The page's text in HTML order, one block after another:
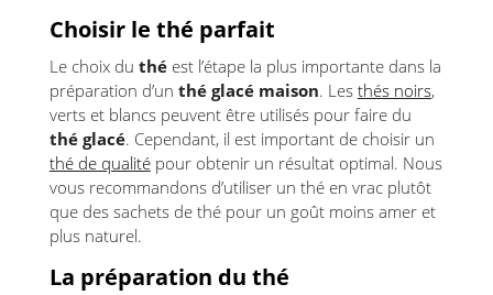
Choisir le thé parfait
Le choix du théest l’étape la plus importante dans la
préparation d’un thé glacé maison. Les thés noirs,
verts et blancs peuvent être utilisés pour faire du
thé glacé. Cependant, il est important de choisir un
thé de qualitépour obtenir un résultat optimal. Nous
vous recommandons d’utiliser un thé en vrac plutôt
que des sachets de thé pour un goût moins amer et
plus naturel.
La préparation du thé